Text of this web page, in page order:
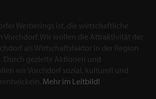
Werberings ist, die wirtschaftliche
Vorchdorf. Wir wollen die Attraktivität der
als Wirtschaftsfaktor in der Region
Durch gezielte Aktionen und
wir Vorchdorf sozial, kulturell und
Mehr im Leitbild!